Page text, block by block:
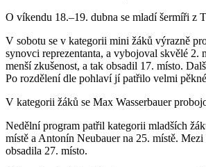
O víkendu 18.–19. dubna se mladí šermíři z
V sobotu se v kategorii mini žáků výrazně
synovci reprezentanta, a vybojoval skvělé
menší zkušenost, a tak obsadil 17. místo.
Po rozdělení dle pohlaví jí patřilo velmi
V kategorii žáků se Max Wasserbauer
Nedělní program patřil kategorii mladších
místě a Antonín Neubauer na 25. místě.
obsadila 27. místo.